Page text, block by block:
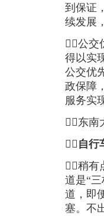
到保证
续发展
公交
得以实
公交优
政保障
服务实
东南
 自行
稍有
道是“
道，即
塞。不